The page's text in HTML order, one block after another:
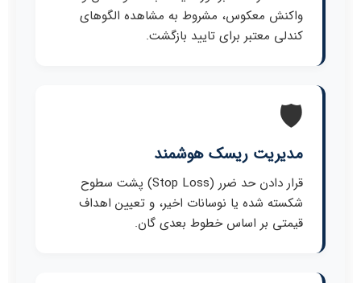
واکنش معکوس، مشروط به مشاهده الگوهای
کندلی معتبر برای تایید بازگشت.
🛡️
مدیریت ریسک هوشمند
قرار دادن حد ضرر (Stop Loss) پشت سطوح
شکسته شده یا نوسانات اخیر، و تعیین اهداف
قیمتی بر اساس خطوط بعدی گان.